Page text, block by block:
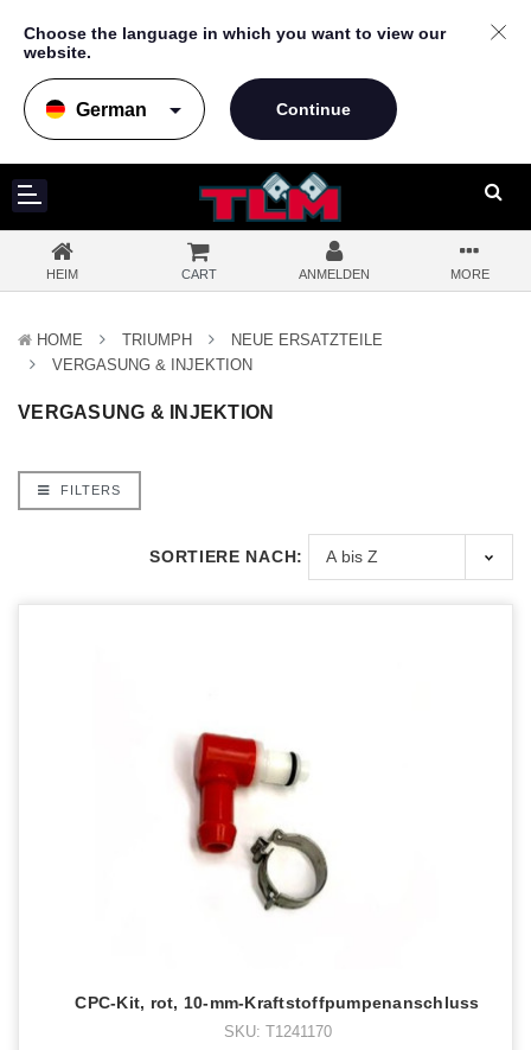
Choose the language in which you want to view our
website.
arrow_drop_down
HEIM CART ANMELDEN MORE
HOME TRIUMPH
NEUE ERSATZTEILE
VERGASUNG & INJEKTION
VERGASUNG & INJEKTION
FILTERS
SORTIERE NACH:
CPC-Kit, rot, 10-mm-Kraftstoffpumpenanschluss
SKU: T1241170